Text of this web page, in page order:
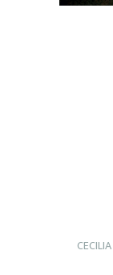
CECILIA